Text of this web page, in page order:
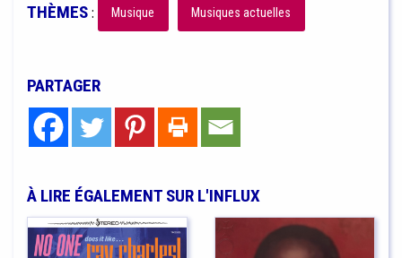
THÈMES: Musique Musiques actuelles
PARTAGER
À LIRE ÉGALEMENT SUR L'INFLUX